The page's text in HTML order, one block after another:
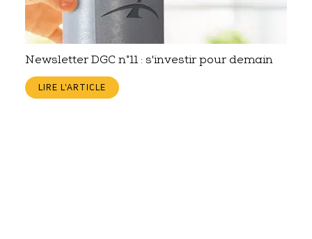
Newsletter DGC n°11 : s'investir pour demain
LIRE L'ARTICLE